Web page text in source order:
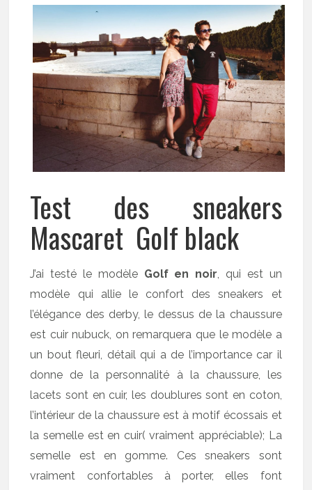
Test des sneakers
Mascaret Golf black
J’ai testé le modèle Golf en noir , qui est un
modèle qui allie le confort des sneakers et
l’élégance des derby, le dessus de la chaussure
est cuir nubuck, on remarquera que le modèle a
un bout fleuri, détail qui a de l’importance car il
donne de la personnalité à la chaussure, les
lacets sont en cuir, les doublures sont en coton,
l’intérieur de la chaussure est à motif écossais et
la semelle est en cuir( vraiment appréciable); La
semelle est en gomme. Ces sneakers sont
vraiment confortables à porter, elles font